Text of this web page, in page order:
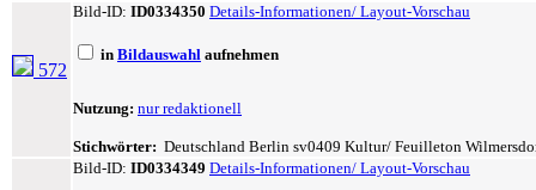
572
Bild-ID: ID0334350 Details-Informationen/ Layout-Vorschau
in Bildauswahl aufnehmen
Nutzung: nur redaktionell
Stichwörter: Deutschland Berlin sv0409 Kultur/ Feuilleton
Bild-ID: ID0334349 Details-Informationen/ Layout-Vorschau